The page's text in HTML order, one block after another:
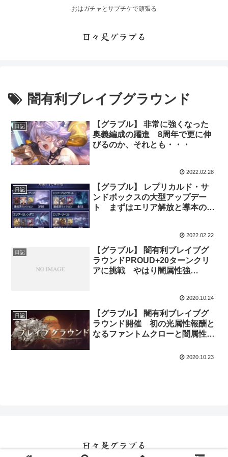
おはガチャとサプチケで頑張る
日々是グラブる
闇有利ブレイブグラウンド
日記
【グラブル】 非常に強くなった
奥義編成の躍進 8周年で更に伸
びるのか、それとも・・・
2022.02.28
日記
【グラブル】 レプリカルド・サ
ンドボックスの大型アップデー
ト まずはエリア解放と導本のコ
2022.02.22
日記
【グラブル】 闇有利ブレイブグ
ラウンドPROUD+20ターンクリ
アに挑戦 やはり闇属性強
2020.10.24
日記
【グラブル】 闇有利ブレイブグ
ラウンド開催 初の光属性報酬と
なるファントムクローと闇属性に
2020.10.23
日々是グラブる